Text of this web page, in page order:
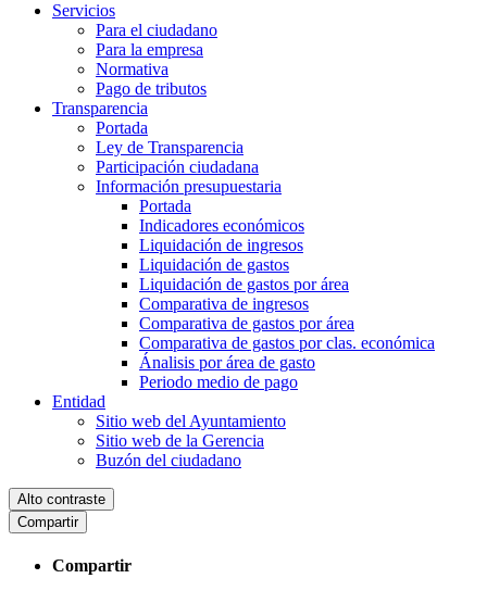
Servicios
Para el ciudadano
Para la empresa
Normativa
Pago de tributos
Transparencia
Portada
Ley de Transparencia
Participación ciudadana
Información presupuestaria
Portada
Indicadores económicos
Liquidación de ingresos
Liquidación de gastos
Liquidación de gastos por área
Comparativa de ingresos
Comparativa de gastos por área
Comparativa de gastos por clas. económica
Ánalisis por área de gasto
Periodo medio de pago
Entidad
Sitio web del Ayuntamiento
Sitio web de la Gerencia
Buzón del ciudadano
Alto contraste
Compartir
Compartir